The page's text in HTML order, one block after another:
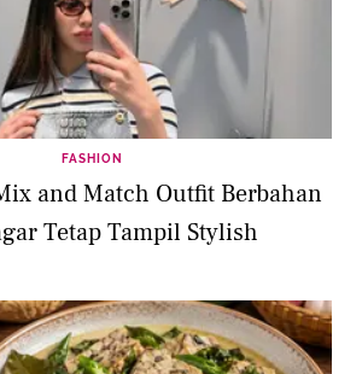
FASHION
and Match Outfit Berbahan
Tetap Tampil Stylish